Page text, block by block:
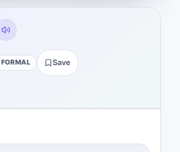
FORMAL Save